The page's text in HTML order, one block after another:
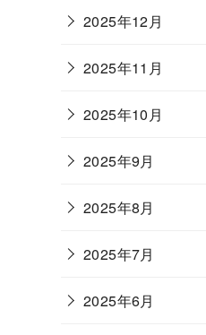
2025年12月
2025年11月
2025年10月
2025年9月
2025年8月
2025年7月
2025年6月